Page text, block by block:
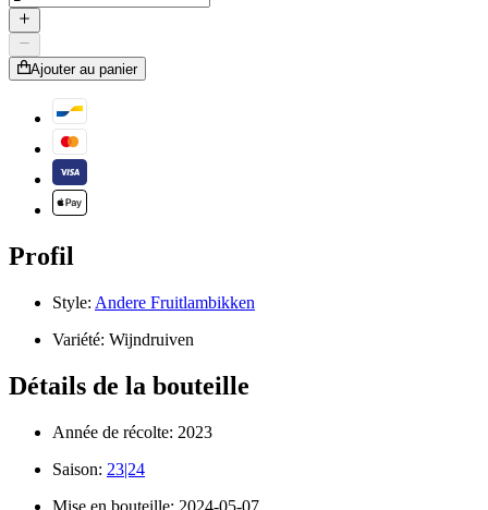
Ajouter au panier
Profil
Style: Andere Fruitlambikken
Variété: Wijndruiven
Détails de la bouteille
Année de récolte: 2023
Saison: 23|24
Mise en bouteille: 2024-05-07